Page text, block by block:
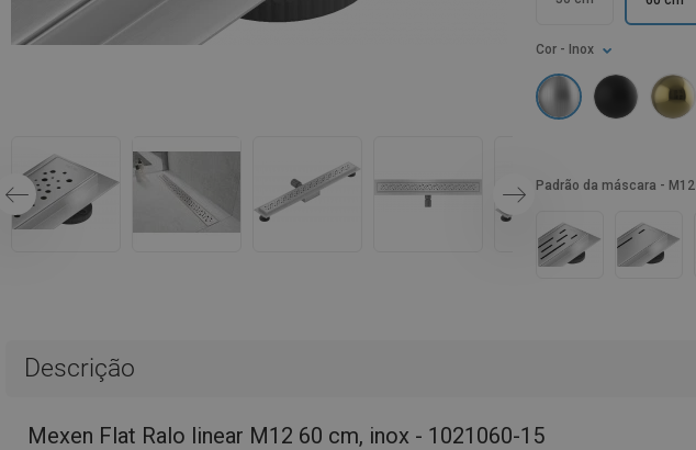
Cor - Inox
Padrão da máscara - M12
Descrição
Mexen Flat Ralo linear M12 60 cm, inox - 1021060-15